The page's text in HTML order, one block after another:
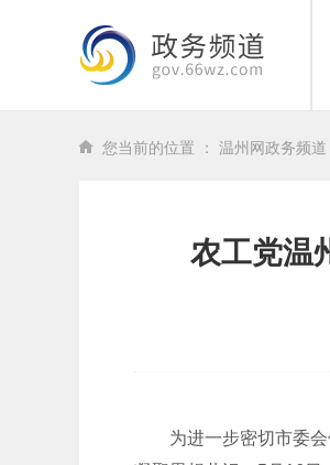
您当前的位置 ： 温州网政务频道
农工党温
为进一步密切市委